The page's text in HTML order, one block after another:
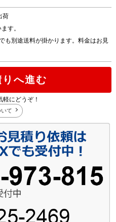
荷
す。
も別途送料が掛かります。料金はお見
へ進む
にどうぞ！
て